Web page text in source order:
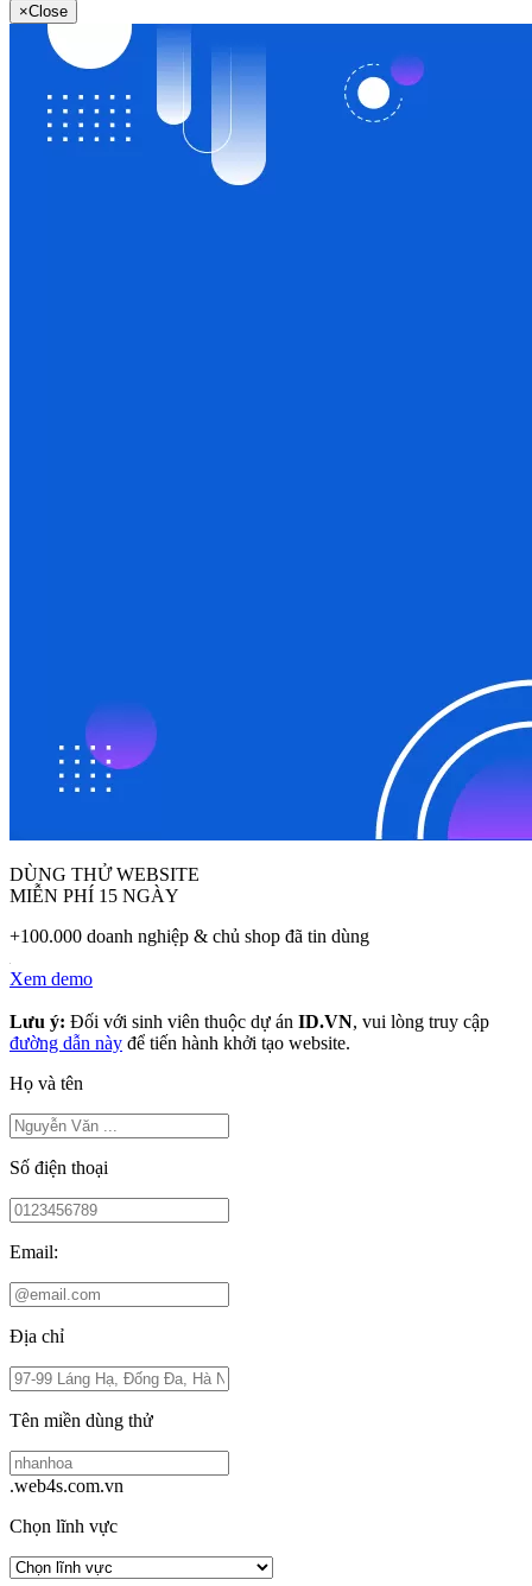
×Close
DÙNG THỬ WEBSITE
MIỄN PHÍ 15 NGÀY
+100.000 doanh nghiệp & chủ shop đã tin dùng
Xem demo
Lưu ý: Đối với sinh viên thuộc dự án ID.VN, vui lòng truy cập
đường dẫn này để tiến hành khởi tạo website.
Họ và tên
Số điện thoại
Email:
Địa chỉ
Tên miền dùng thử
.web4s.com.vn
Chọn lĩnh vực